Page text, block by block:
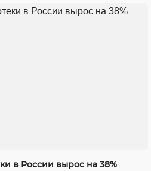
в России вырос на 38%